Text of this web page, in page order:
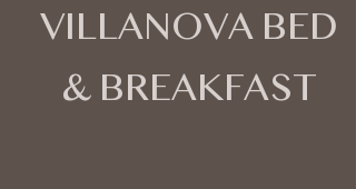
VILLANOVA BED
& BREAKFAST